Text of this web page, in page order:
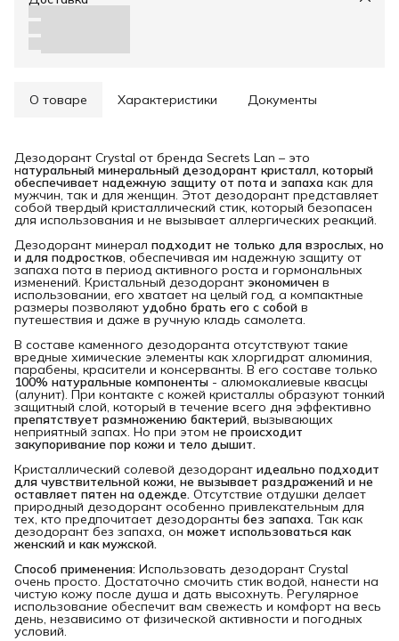
О товаре Характеристики Документы
Дезодорант Crystal от бренда Secrets Lan – это
натуральный минеральный дезодорант кристалл, который
обеспечивает надежную защиту от пота и запаха как для
мужчин, так и для женщин. Этот дезодорант представляет
собой твердый кристаллический стик, который безопасен
для использования и не вызывает аллергических реакций.
Дезодорант минерал подходит не только для взрослых, но
и для подростков, обеспечивая им надежную защиту от
запаха пота в период активного роста и гормональных
изменений. Кристальный дезодорант экономичен в
использовании, его хватает на целый год, а компактные
размеры позволяют удобно брать его с собой в
путешествия и даже в ручную кладь самолета.
В составе каменного дезодоранта отсутствуют такие
вредные химические элементы как хлоргидрат алюминия,
парабены, красители и консерванты. В его составе только
100% натуральные компоненты - алюмокалиевые квасцы
(алунит). При контакте с кожей кристаллы образуют тонкий
защитный слой, который в течение всего дня эффективно
препятствует размножению бактерий, вызывающих
неприятный запах. Но при этом не происходит
закупоривание пор кожи и тело дышит.
Кристаллический солевой дезодорант идеально подходит
для чувствительной кожи, не вызывает раздражений и не
оставляет пятен на одежде. Отсутствие отдушки делает
природный дезодорант особенно привлекательным для
тех, кто предпочитает дезодоранты без запаха. Так как
дезодорант без запаха, он может использоваться как
женский и как мужской.
Способ применения: Использовать дезодорант Crystal
очень просто. Достаточно смочить стик водой, нанести на
чистую кожу после душа и дать высохнуть. Регулярное
использование обеспечит вам свежесть и комфорт на весь
день, независимо от физической активности и погодных
условий.